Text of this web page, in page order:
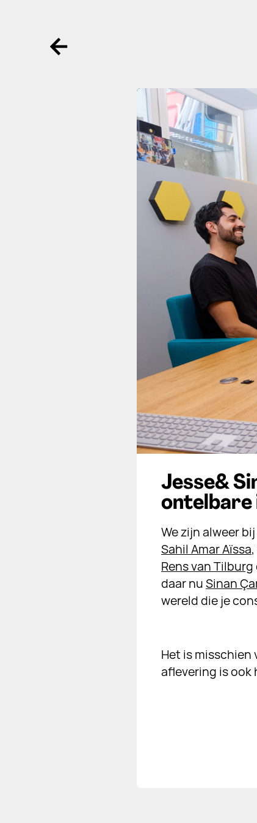
Ga terug
Jesse&
We zijn alweer
Sahil Amar Aïssa
Rens van Tilburg
daar nuSinan
wereld die je
Het is misschien
aflevering is ook